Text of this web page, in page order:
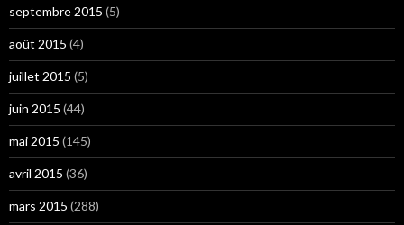
septembre 2015 (5)
août 2015 (4)
juillet 2015 (5)
juin 2015 (44)
mai 2015 (145)
avril 2015 (36)
mars 2015 (288)